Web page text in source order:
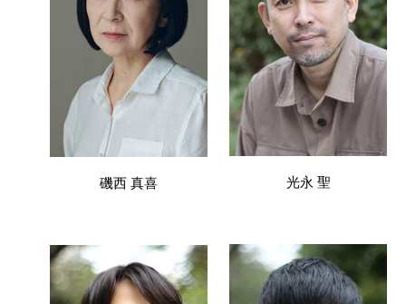
光永 聖
磯西 真喜